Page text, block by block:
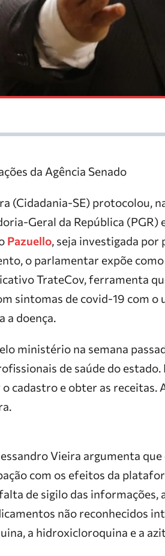
da Agência Senado
(Cidadania-SE) protocolou,
Geral da República (PGR)
Pazuello, seja investigada
o parlamentar expõe
TrateCov, ferramenta
sintomas de covid-19 com o
a doença.
ministério na semana
de saúde do
cadastro e obter as receitas.
Vieira argumenta
com os efeitos da
de sigilo das informações,
não reconhecidos
a hidroxicloroquina e a